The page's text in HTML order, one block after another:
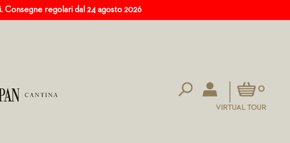
Consegne regolari dal 24 agosto 2026
Carrello0
VIRTUAL TOUR